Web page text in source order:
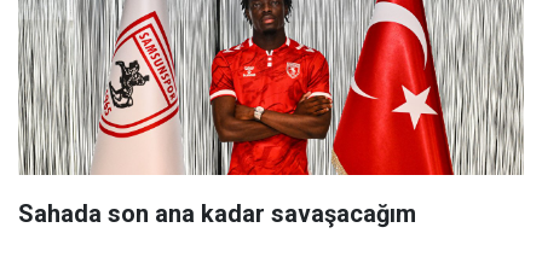
Sahada son ana kadar savaşacağım